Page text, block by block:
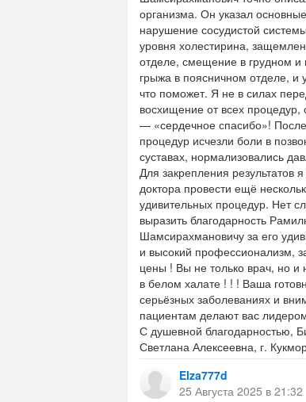
организма. Он указал
нарушение сосудистой
уровня холестирина,
отделе, смещение в грудном и
грыжа в поясничном отделе, и
что поможет. Я не в силах
восхищение от всех
— «сердечное спасибо»!
процедур исчезли боли в
суставах, нормализовались
Для закрепления результатов
доктора провести ещё
удивительных процедур. Нет
выразить благодарность
Шамсирахмановичу за его
и высокий профессионализм,
цены ! Вы не только врач, но и
в белом халате ! ! ! Ваша
серьёзных заболеваниях и
пациентам делают вас
С душевной благодарностью,
Светлана Алексеевна, г.
Elza777d
25 Августа 2025 в 21:32